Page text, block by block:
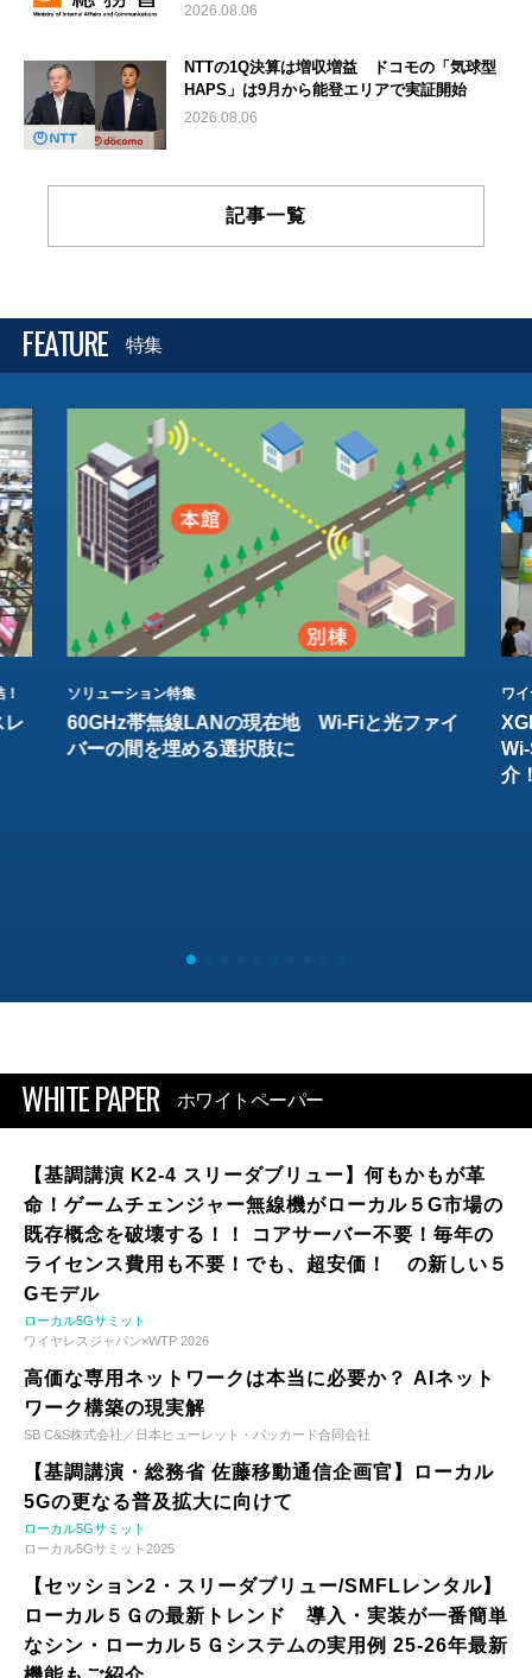
2026.08.06
NTTの1Q決算は増収増益 ドコモの「気球型
HAPS」は9月から能登エリアで実証開始
2026.08.06
記事一覧
FEATURE 特集
レ
ソリューション特集
60GHz帯無線LANの現在地 Wi-Fiと光ファイ
バーの間を埋める選択肢に
ワ
介
WHITE PAPER ホワイトペーパー
【基調講演 K2-4 スリーダブリュー】何もかもが革
命！ゲームチェンジャー無線機がローカル５G市場の
既存概念を破壊する！！ コアサーバー不要！毎年の
ライセンス費用も不要！でも、超安価！ の新しい５
Gモデル
ローカル5Gサミット
ワイヤレスジャパン×WTP 2026
高価な専用ネットワークは本当に必要か？ AIネット
ワーク構築の現実解
SB C&S株式会社／日本ヒューレット・パッカード合同会社
【基調講演・総務省 佐藤移動通信企画官】ローカル
5Gの更なる普及拡大に向けて
ローカル5Gサミット
ローカル5Gサミット2025
【セッション2・スリーダブリュー/SMFLレンタル】
ローカル５Ｇの最新トレンド 導入・実装が一番簡単
なシン・ローカル５Ｇシステムの実用例 25-26年最新